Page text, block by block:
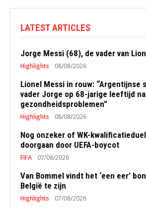
LATEST ARTICLES
Jorge Messi (68), de vader van
Highlights 08/08/2026
Lionel Messi in rouw: “Argentijnse
vader Jorge op 68-jarige leeftijd na
gezondheidsproblemen”
Highlights 08/08/2026
Nog onzeker of WK-
doorgaan door UEFA-boycot
FIFA 07/08/2026
Van Bommel vindt het ‘een eer’
België te zijn
Highlights 07/08/2026